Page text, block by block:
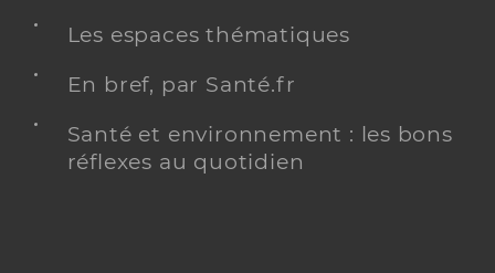
Les espaces thématiques
En bref, par Santé.fr
Santé et environnement : les bons
réflexes au quotidien